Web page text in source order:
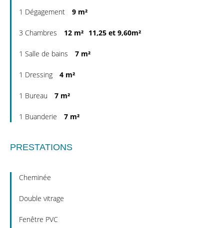
1 Dégagement 9 m²
3 Chambres 12 m² 11,25 et 9,60m²
1 Salle de bains 7 m²
1 Dressing 4 m²
1 Bureau 7 m²
1 Buanderie 7 m²
PRESTATIONS
Cheminée
Double vitrage
Fenêtre PVC